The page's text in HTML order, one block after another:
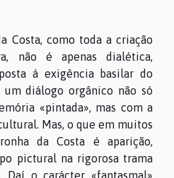
Costa, como toda a criação
não é apenas dialética,
à exigência basilar do
diálogo orgânico não só
«pintada», mas com a
Mas, o que em muitos
da Costa é aparição,
pictural na rigorosa trama
Daí o carácter «fantasmal»